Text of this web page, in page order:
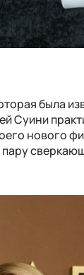
была
Суини
нового